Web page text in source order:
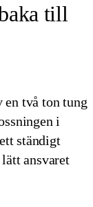
till
en två ton tung
i
ständigt
ansvaret